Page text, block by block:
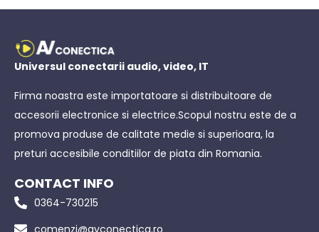
Universul conectarii audio, video, IT
Firma noastra este importatoare si distribuitoare de
accesorii electronice si electrice.Scopul nostru este de a
promova produse de calitate medie si superioara, la
preturi accesibile conditiilor de piata din Romania.
CONTACT INFO
0364-730215
comenzi@avconectica.ro